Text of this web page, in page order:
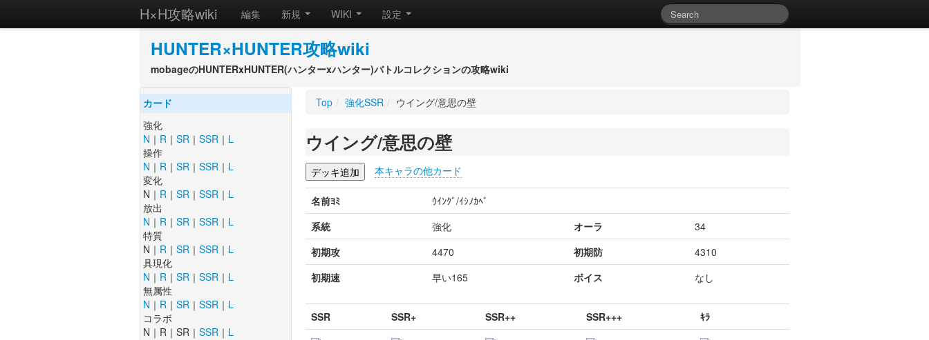
H×H攻略wiki 編集 新規 WIKI 設定
HUNTER×HUNTER攻略wiki
mobageのHUNTERxHUNTER(ハンターxハンター)バトルコレクションの攻略wiki
カード
強化
N ｜ R ｜ SR ｜ SSR ｜ L
操作
N ｜ R ｜ SR ｜ SSR ｜ L
変化
N｜ R ｜ SR ｜ SSR ｜ L
放出
N ｜ R ｜ SR ｜ SSR ｜ L
特質
N｜ R ｜ SR ｜ SSR ｜ L
具現化
N ｜ R ｜ SR ｜ SSR ｜ L
無属性
N ｜ R ｜ SR ｜ SSR ｜ L
コラボ
N｜R｜SR｜ SSR ｜ L
Top / 強化SSR / ウイング/意思の壁
ウイング/意思の壁
本キャラの他カード
名前ﾖﾐ
ｳｲﾝｸﾞ/ｲｼﾉｶﾍﾞ
系統
強化 オーラ
34
初期攻
4470 初期防
4310
初期速
早い165 ボイス なし
SSR SSR+ SSR++ SSR+++ ｷﾗ